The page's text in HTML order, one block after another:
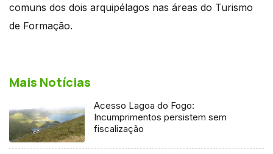
comuns dos dois arquipélagos nas áreas do Turismo
de Formação.
Mais Notícias
Acesso Lagoa do Fogo:
Incumprimentos persistem sem
fiscalização